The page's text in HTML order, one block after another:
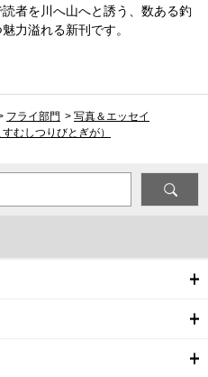
者を川へ山へと誘う、数ある釣
力溢れる新刊です。
フライ部門 > 写真＆エッセイ
むしつりびとぎが）